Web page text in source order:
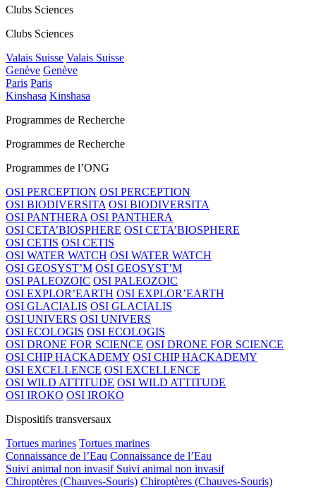
Clubs Sciences
Clubs Sciences
Valais Suisse Valais Suisse
Genève Genève
Paris Paris
Kinshasa Kinshasa
Programmes de Recherche
Programmes de Recherche
Programmes de l’ONG
OSI PERCEPTION OSI PERCEPTION
OSI BIODIVERSITA OSI BIODIVERSITA
OSI PANTHERA OSI PANTHERA
OSI CETA’BIOSPHERE OSI CETA’BIOSPHERE
OSI CETIS OSI CETIS
OSI WATER WATCH OSI WATER WATCH
OSI GEOSYST’M OSI GEOSYST’M
OSI PALEOZOIC OSI PALEOZOIC
OSI EXPLOR’EARTH OSI EXPLOR’EARTH
OSI GLACIALIS OSI GLACIALIS
OSI UNIVERS OSI UNIVERS
OSI ECOLOGIS OSI ECOLOGIS
OSI DRONE FOR SCIENCE OSI DRONE FOR SCIENCE
OSI CHIP HACKADEMY OSI CHIP HACKADEMY
OSI EXCELLENCE OSI EXCELLENCE
OSI WILD ATTITUDE OSI WILD ATTITUDE
OSI IROKO OSI IROKO
Dispositifs transversaux
Tortues marines Tortues marines
Connaissance de l’Eau Connaissance de l’Eau
Suivi animal non invasif Suivi animal non invasif
Chiroptères (Chauves-Souris) Chiroptères (Chauves-Souris)